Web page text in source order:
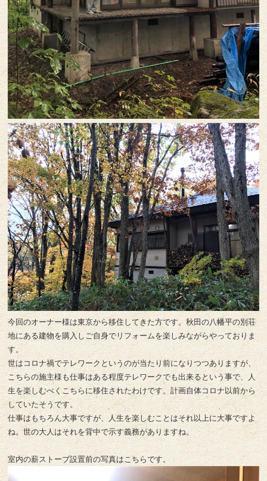
今回のオーナー様は東京から移住してきた方です。秋田の八幡平の別荘
地にある建物を購入しご自身でリフォームを楽しみながらやっておりま
す。
世はコロナ禍でテレワークというのが当たり前になりつつありますが、
こちらの施主様も仕事はある程度テレワークでも出来るという事で、人
生を楽しむべくこちらに移住されたわけです。計画自体コロナ以前から
していたそうです。
仕事はもちろん大事ですが、人生を楽しむことはそれ以上に大事ですよ
ね。世の大人はそれを背中で示す義務がありますね。
室内の薪ストーブ設置前の写真はこちらです。